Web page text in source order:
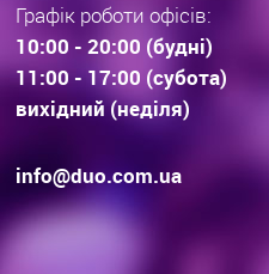
Графік роботи офісів:
10:00 - 20:00 (будні)
11:00 - 17:00 (субота)
вихідний (неділя)
info@duo.com.ua